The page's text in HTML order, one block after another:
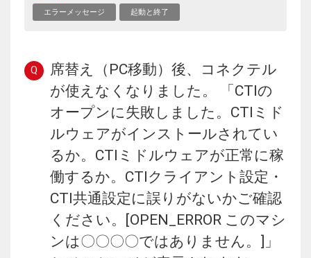
エラーメッセージ 起動と終了
Q
席替え（PC移動）後、コネクテル
が使えなくなりました。 「CTIの
オープンに失敗しました。CTIミド
ルウェアがインストールされてい
るか。CTIミドルウェアが正常に稼
働するか。CTIクライアント設定・
CTI共通設定に誤りがないかご確認
ください。[OPEN_ERROR このマシ
ンは〇〇〇〇ではありません。]」